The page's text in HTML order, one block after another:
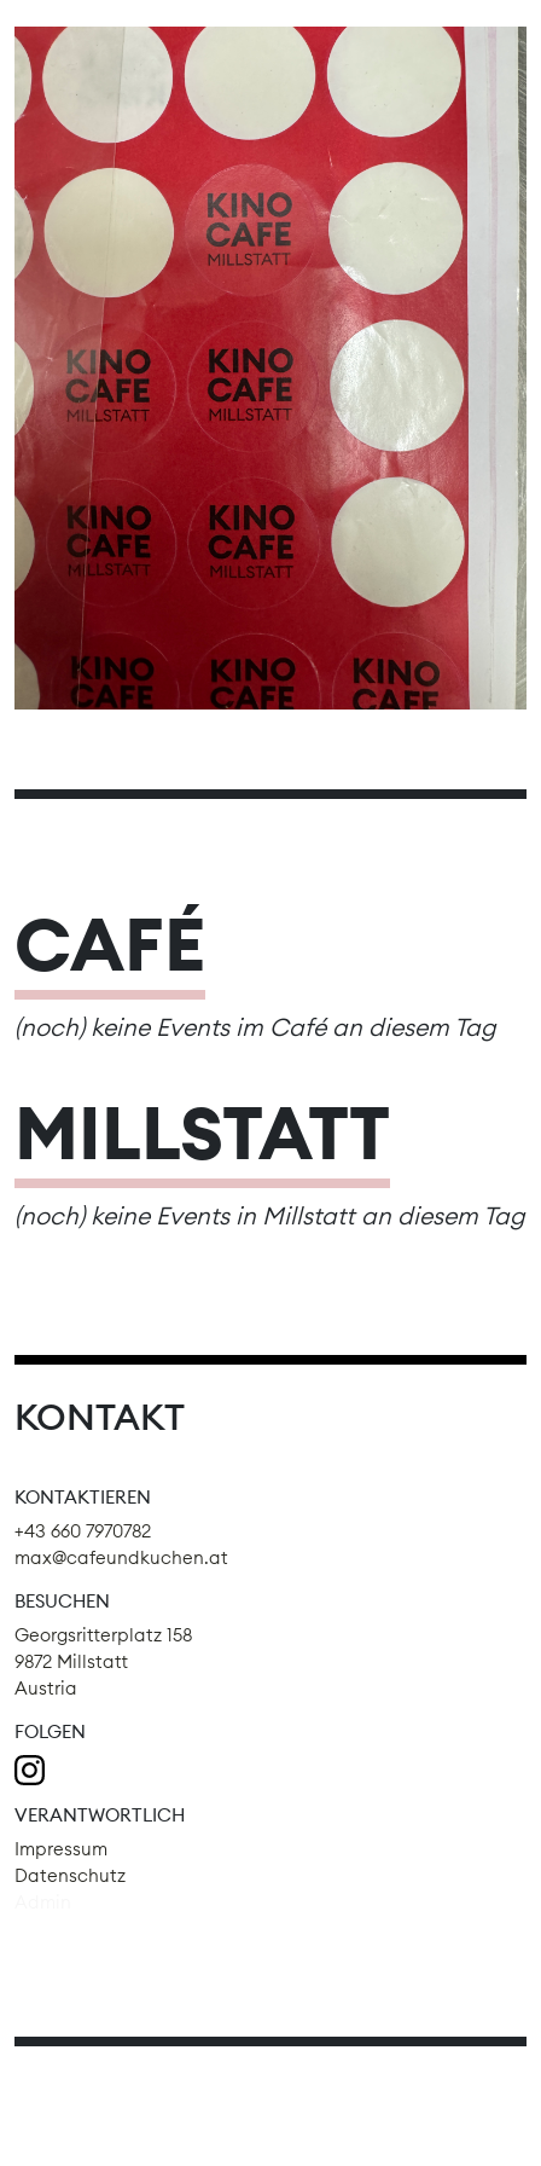
01
02
04 07
09
10
11 12 13 14 15
16
17
18 19 20 21 22
23
26 27 28 29 30
CAFÉ
(noch) keine Events im Café an diesem Tag
MILLSTATT
(noch) keine Events in Millstatt an diesem Tag
KONTAKT
KONTAKTIEREN
+43 660 7970782
max@cafeundkuchen.at
BESUCHEN
Georgsritterplatz 158
9872 Millstatt
Austria
FOLGEN
VERANTWORTLICH
Impressum
Datenschutz